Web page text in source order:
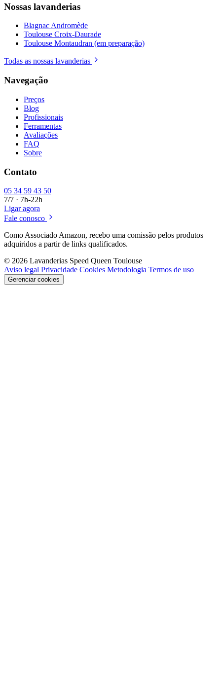
Nossas lavanderias
Blagnac Andromède
Toulouse Croix-Daurade
Toulouse Montaudran (em preparação)
Todas as nossas lavanderias
Navegação
Preços
Blog
Profissionais
Ferramentas
Avaliações
FAQ
Sobre
Contato
05 34 59 43 50
7/7 · 7h-22h
Ligar agora
Fale conosco
Como Associado Amazon, recebo uma comissão pelos produtos
adquiridos a partir de links qualificados.
© 2026 Lavanderias Speed Queen Toulouse
Aviso legal Privacidade Cookies Metodologia Termos de uso
Gerenciar cookies